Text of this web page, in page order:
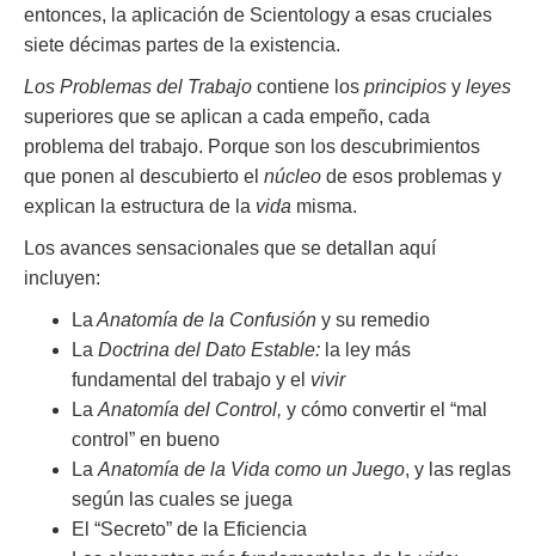
entonces, la aplicación de Scientology a esas cruciales
siete décimas partes de la existencia.
Los Problemas del Trabajo contiene los principios y leyes
superiores que se aplican a cada empeño, cada
problema del trabajo. Porque son los descubrimientos
que ponen al descubierto el núcleo de esos problemas y
explican la estructura de la vida misma.
Los avances sensacionales que se detallan aquí
incluyen:
La Anatomía de la Confusión y su remedio
La Doctrina del Dato Estable: la ley más
fundamental del trabajo y el vivir
La Anatomía del Control, y cómo convertir el “mal
control” en bueno
La Anatomía de la Vida como un Juego, y las reglas
según las cuales se juega
El “Secreto” de la Eficiencia